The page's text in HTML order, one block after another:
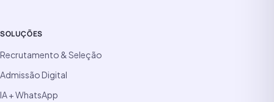
SOLUÇÕES
Recrutamento & Seleção
Admissão Digital
IA + WhatsApp